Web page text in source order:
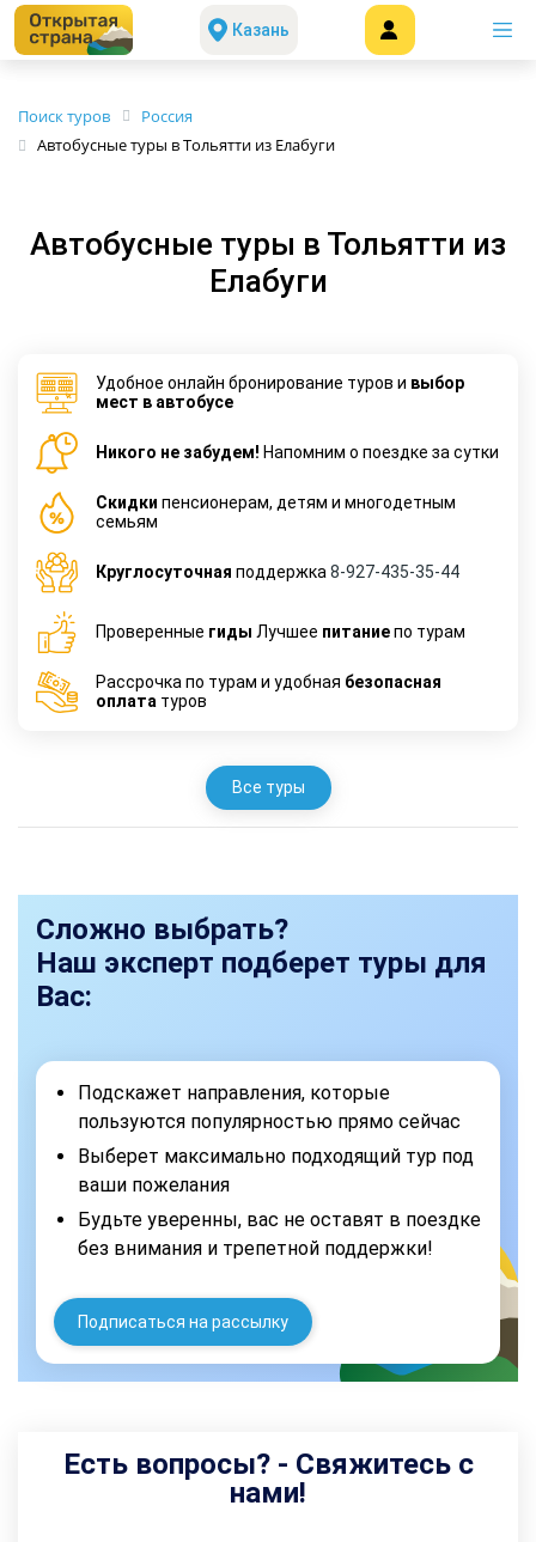
Казань
Поиск туров
Россия
Автобусные туры в Тольятти из Елабуги
Автобусные туры в Тольятти из
Елабуги
Удобное онлайн бронирование туров и выбор
мест в автобусе
Никого не забудем! Напомним о поездке за сутки
Cкидки пенсионерам, детям и многодетным
семьям
Круглосуточная поддержка 8-927-435-35-44
Проверенные гиды Лучшее питаниепо турам
Рассрочка по турам и удобная безопасная
оплата туров
Все туры
Сложно выбрать?
Наш эксперт подберет туры для
Вас:
Подскажет направления, которые
пользуются популярностью прямо сейчас
Выберет максимально подходящий тур под
ваши пожелания
Будьте уверенны, вас не оставят в поездке
без внимания и трепетной поддержки!
Подписаться на рассылку
Есть вопросы? - Свяжитесь с
нами!